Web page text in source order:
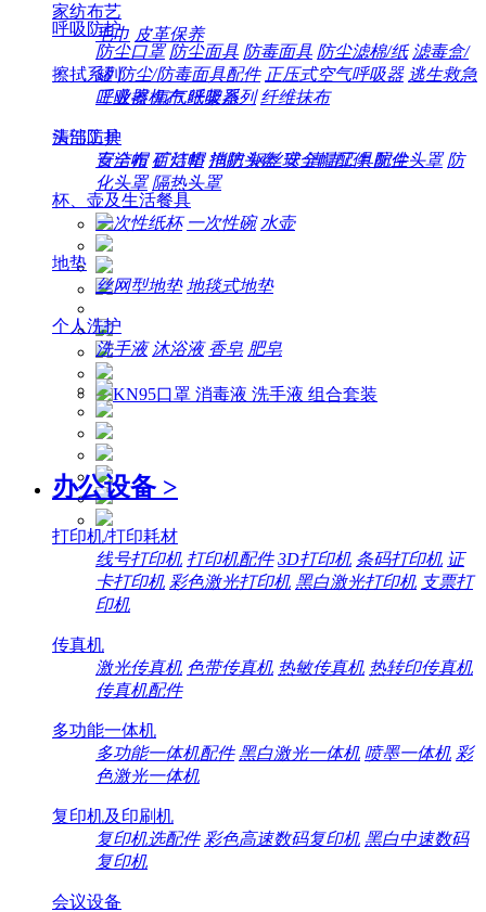
呼吸防护
防尘口罩 防尘面具 防毒面具 防尘滤棉/纸 滤毒盒/
罐 防尘/防毒面具配件 正压式空气呼吸器 逃生救急
呼吸器 氧气呼吸器
头部防护
安全帽 矿灯帽 消防头盔 安全帽配件 防尘头罩 防
化头罩 隔热头罩
家纺布艺
毛巾 皮革保养
擦拭系列
工业擦机布 纸架系列 纤维抹布
清洁工具
百洁布 百洁垫 拖把 钢丝球 清洁工具配件
杯、壶及生活餐具
一次性纸杯 一次性碗 水壶
地垫
丝网型地垫 地毯式地垫
个人洗护
洗手液 沐浴液 香皂 肥皂
办公设备 >
打印机/打印耗材
线号打印机 打印机配件 3D打印机 条码打印机 证
卡打印机 彩色激光打印机 黑白激光打印机 支票打
印机
传真机
激光传真机 色带传真机 热敏传真机 热转印传真机
传真机配件
多功能一体机
多功能一体机配件 黑白激光一体机 喷墨一体机 彩
色激光一体机
复印机及印刷机
复印机选配件 彩色高速数码复印机 黑白中速数码
复印机
会议设备